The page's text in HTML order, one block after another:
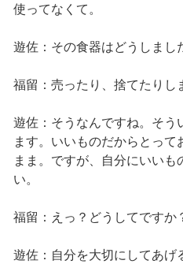
使ってなくて。
遊佐：その食器はどうしまし
福留：売ったり、捨てたりし
遊佐：そうなんですね。そう
ます。いいものだからとっ
まま。ですが、自分にいいも
い。
福留：えっ？どうしてですか
遊佐：自分を大切にしてあげ